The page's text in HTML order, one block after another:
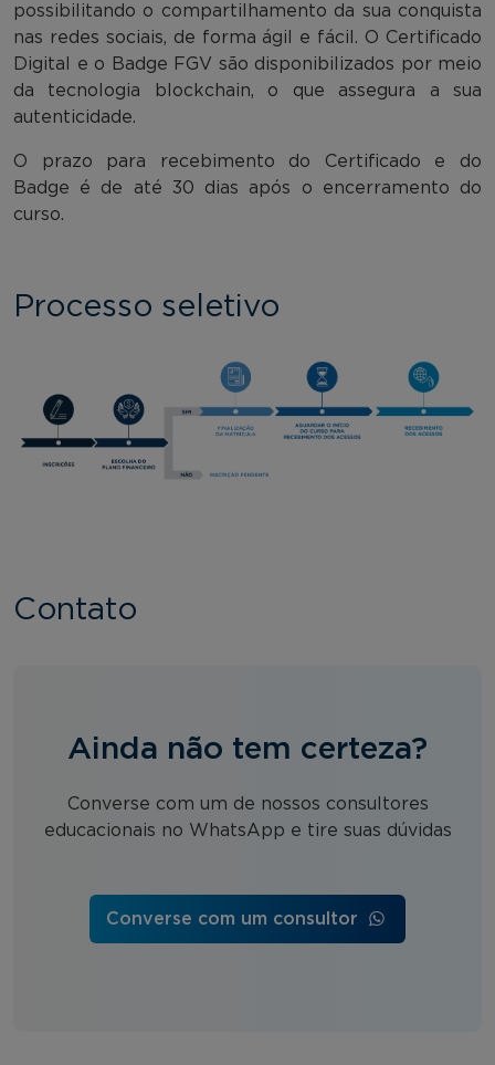
possibilitando o compartilhamento da sua conquista
nas redes sociais, de forma ágil e fácil. O Certificado
Digital e o Badge FGV são disponibilizados por meio
da tecnologia blockchain, o que assegura a sua
autenticidade.
O prazo para recebimento do Certificado e do
Badge é de até 30 dias após o encerramento do
curso.
Processo seletivo
Contato
Ainda não tem certeza?
Converse com um de nossos consultores
educacionais no WhatsApp e tire suas dúvidas
Converse com um consultor